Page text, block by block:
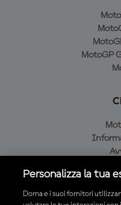
MotoGP
Personalizza la tua
Dorna e i suoi fornitori